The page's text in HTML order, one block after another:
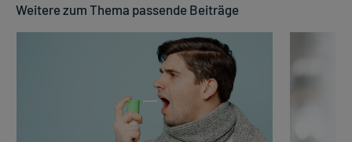
Weitere zum Thema passende Beiträge